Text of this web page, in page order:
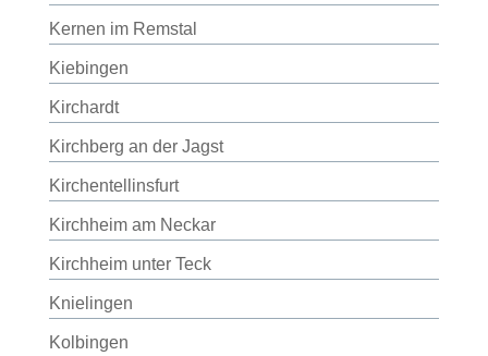
Kernen im Remstal
Kiebingen
Kirchardt
Kirchberg an der Jagst
Kirchentellinsfurt
Kirchheim am Neckar
Kirchheim unter Teck
Knielingen
Kolbingen